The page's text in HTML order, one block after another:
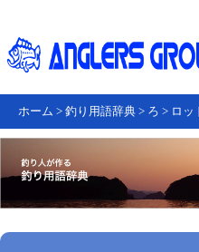
ホーム > 釣り用語辞典 > ろ > ロッ